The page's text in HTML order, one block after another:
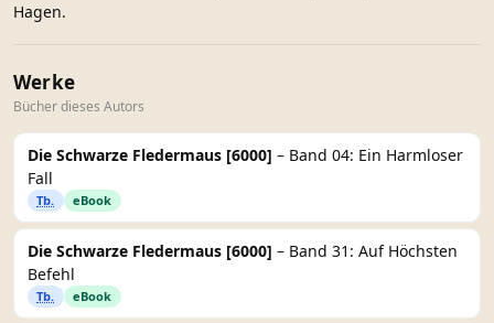
Hagen.
Werke
Bücher dieses Autors
Die Schwarze Fledermaus [6000] – Band 04: Ein Harmloser
Fall
Tb. eBook
Die Schwarze Fledermaus [6000] – Band 31: Auf Höchsten
Befehl
Tb. eBook